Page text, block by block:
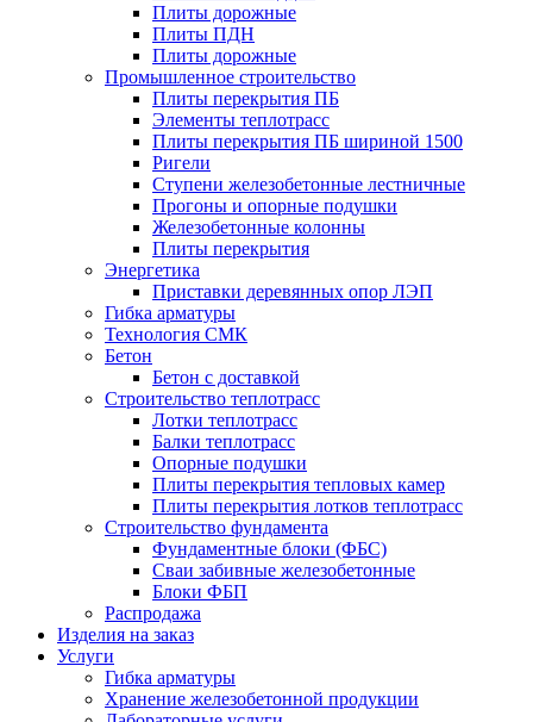
Плиты дорожные
Плиты ПДН
Плиты дорожные
Промышленное строительство
Плиты перекрытия ПБ
Элементы теплотрасс
Плиты перекрытия ПБ шириной 1500
Ригели
Ступени железобетонные лестничные
Прогоны и опорные подушки
Железобетонные колонны
Плиты перекрытия
Энергетика
Приставки деревянных опор ЛЭП
Гибка арматуры
Технология СМК
Бетон
Бетон с доставкой
Строительство теплотрасс
Лотки теплотрасс
Балки теплотрасс
Опорные подушки
Плиты перекрытия тепловых камер
Плиты перекрытия лотков теплотрасс
Строительство фундамента
Фундаментные блоки (ФБС)
Сваи забивные железобетонные
Блоки ФБП
Распродажа
Изделия на заказ
Услуги
Гибка арматуры
Хранение железобетонной продукции